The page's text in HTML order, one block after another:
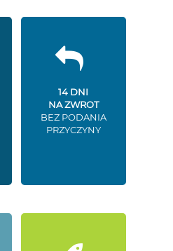
14 DNI
NA ZWROT
BEZ PODANIA
PRZYCZYNY